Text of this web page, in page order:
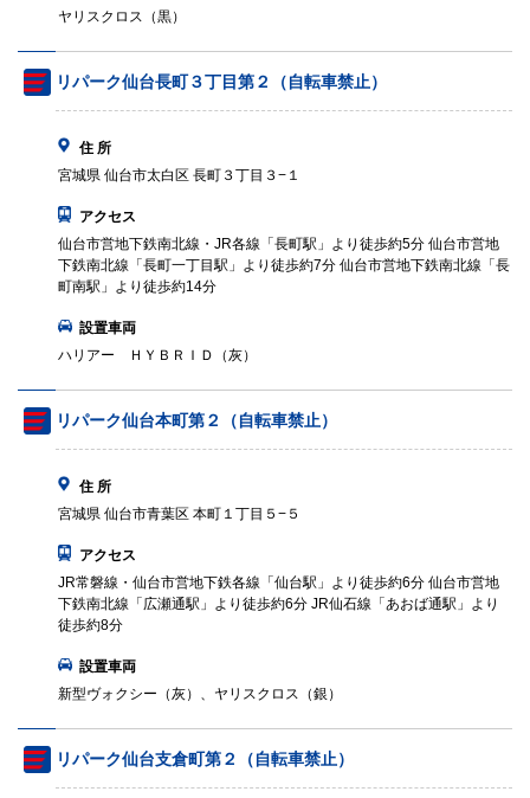
ヤリスクロス（黒）
リパーク仙台長町３丁目第２（自転車禁止）
住 所
宮城県 仙台市太白区 長町３丁目３−１
アクセス
仙台市営地下鉄南北線・JR各線「長町駅」より徒歩約5分 仙台市営地
下鉄南北線「長町一丁目駅」より徒歩約7分 仙台市営地下鉄南北線「長
町南駅」より徒歩約14分
設置車両
ハリアー ＨＹＢＲＩＤ（灰）
リパーク仙台本町第２（自転車禁止）
住 所
宮城県 仙台市青葉区 本町１丁目５−５
アクセス
JR常磐線・仙台市営地下鉄各線「仙台駅」より徒歩約6分 仙台市営地
下鉄南北線「広瀬通駅」より徒歩約6分 JR仙石線「あおば通駅」より
徒歩約8分
設置車両
新型ヴォクシー（灰）、ヤリスクロス（銀）
リパーク仙台支倉町第２（自転車禁止）